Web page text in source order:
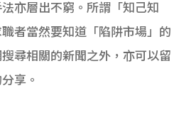
亦層出不窮。所謂「知己知
者當然要知道「陷阱市場」的
尋相關的新聞之外，亦可以留
享。